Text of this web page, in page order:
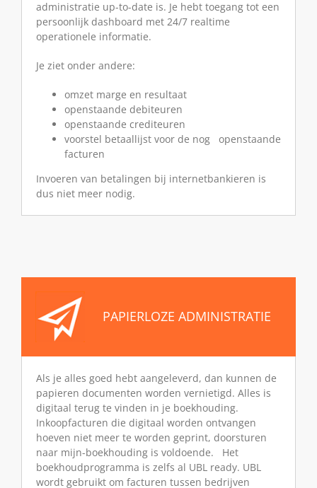
administratie up-to-date is. Je hebt toegang tot een
persoonlijk dashboard met 24/7 realtime
operationele informatie.
Je ziet onder andere:
omzet marge en resultaat
openstaande debiteuren
openstaande crediteuren
voorstel betaallijst voor de nog openstaande
facturen
Invoeren van betalingen bij internetbankieren is
dus niet meer nodig.
PAPIERLOZE ADMINISTRATIE
Als je alles goed hebt aangeleverd, dan kunnen de
papieren documenten worden vernietigd. Alles is
digitaal terug te vinden in je boekhouding.
Inkoopfacturen die digitaal worden ontvangen
hoeven niet meer te worden geprint, doorsturen
naar mijn-boekhouding is voldoende. Het
boekhoudprogramma is zelfs al UBL ready. UBL
wordt gebruikt om facturen tussen bedrijven